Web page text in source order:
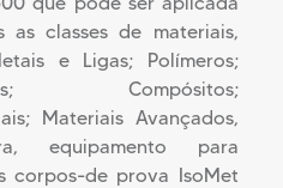
as classes de materiais,
e Ligas; Polímeros;
Compósitos;
Materiais Avançados,
equipamento para
corpos-de prova IsoMet